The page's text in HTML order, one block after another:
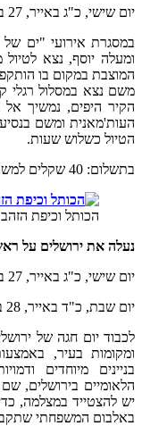
יום שישי, כ"ג באייר, 27 במאי, בשעה 09:00.
במסגרת אירועי "ים
ומעלה יוסף, נצא
המוצבת במקום בו
משם נצא במסלול רגלי
הקיר היפים, נמשיך אל
העות'מאנית ומשם
הטיול כשלוש שעות.
בתשלום: 40 שקלים למשתתף, 30 שקלים למנויי אי ירוק.
הכותל וכיפת
נעלה את ירושלים על
יום שישי, כ"ג באייר, 27 במאי, בשעה 14:00.
יום שבת, כ"ד באייר, 28 במאי, בשעה 10:00.
לכבוד יום חגה של
ומקומות בעיר,
בניינים מיוחדים
הלאומיים בירושלים,
יש להצטייד במצלמה,
באלבום המשפחתי